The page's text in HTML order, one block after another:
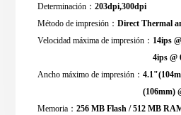
Determinación：203dpi,300dpi
Método de impresión：Direct Thermal
Velocidad máxima de impresión： 14ips
4ips @
Ancho máximo de impresión：
(106mm)
Memoria：256 MB Flash / 512 MB